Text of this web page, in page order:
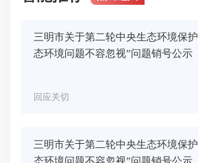
三明市关于第二轮中央生态环境保
态环境问题不容忽视”问题销号公示
回应关切
三明市关于第二轮中央生态环境保
态环境问题不容忽视”问题销号公示